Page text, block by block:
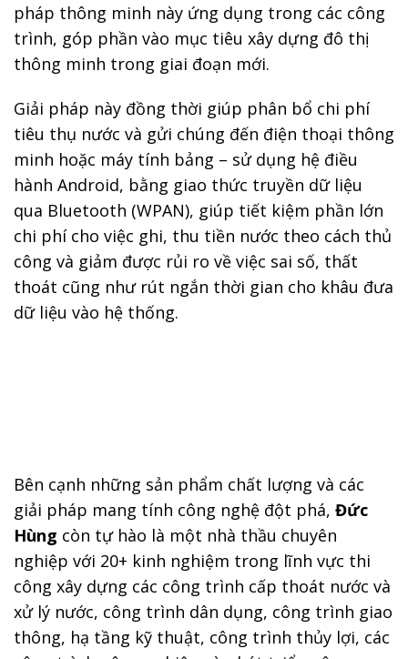
pháp thông minh này ứng dụng trong các công
trình, góp phần vào mục tiêu xây dựng đô thị
thông minh trong giai đoạn mới.
Giải pháp này đồng thời giúp phân bổ chi phí
tiêu thụ nước và gửi chúng đến điện thoại thông
minh hoặc máy tính bảng – sử dụng hệ điều
hành Android, bằng giao thức truyền dữ liệu
qua Bluetooth (WPAN), giúp tiết kiệm phần lớn
chi phí cho việc ghi, thu tiền nước theo cách thủ
công và giảm được rủi ro về việc sai số, thất
thoát cũng như rút ngắn thời gian cho khâu đưa
dữ liệu vào hệ thống.
Bên cạnh những sản phẩm chất lượng và các
giải pháp mang tính công nghệ đột phá, Đức
Hùng còn tự hào là một nhà thầu chuyên
nghiệp với 20+ kinh nghiệm trong lĩnh vực thi
công xây dựng các công trình cấp thoát nước và
xử lý nước, công trình dân dụng, công trình giao
thông, hạ tầng kỹ thuật, công trình thủy lợi, các